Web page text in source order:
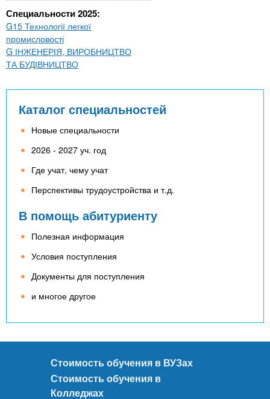
Специальности 2025:
G15 Технології легкої
промисловості
G ІНЖЕНЕРІЯ, ВИРОБНИЦТВО
ТА БУДІВНИЦТВО
Каталог специальностей
Новые специальности
2026 - 2027 уч. год
Где учат, чему учат
Перспективы трудоустройства и т.д.
В помощь абитуриенту
Полезная информация
Условия поступления
Документы для поступления
и многое другое
Стоимость обучения в ВУЗах
Стоимость обучения в
Колледжах